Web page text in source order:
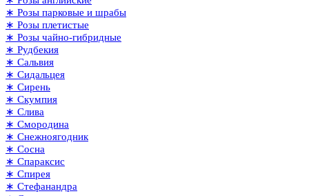
∗ Розы парковые и шрабы
∗ Розы плетистые
∗ Розы чайно-гибридные
∗ Рудбекия
∗ Сальвия
∗ Сидальцея
∗ Сирень
∗ Скумпия
∗ Слива
∗ Смородина
∗ Снежноягодник
∗ Сосна
∗ Спараксис
∗ Спирея
∗ Стефанандра